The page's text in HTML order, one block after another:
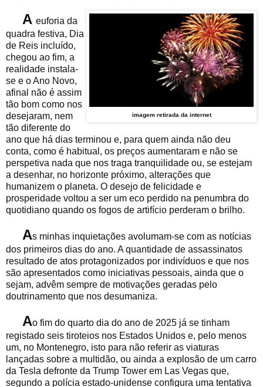
imagem retirada da internet
A euforia da
quadra festiva, Dia
de Reis incluído,
chegou ao fim, a
realidade instala-
se e o Ano Novo,
afinal não é assim
tão bom como nos
desejaram, nem
tão diferente do
ano que há dias terminou e, para quem ainda não deu
conta, como é habitual, os preços aumentaram e não se
perspetiva nada que nos traga tranquilidade ou, se estejam
a desenhar, no horizonte próximo, alterações que
humanizem o planeta. O desejo de felicidade e
prosperidade voltou a ser um eco perdido na penumbra do
quotidiano quando os fogos de artifício perderam o brilho.
As minhas inquietações avolumam-se com as notícias
dos primeiros dias do ano. A quantidade de assassinatos
resultado de atos protagonizados por indivíduos e que nos
são apresentados como iniciativas pessoais, ainda que o
sejam, advêm sempre de motivações geradas pelo
doutrinamento que nos desumaniza.
Ao fim do quarto dia do ano de 2025 já se tinham
registado seis tiroteios nos Estados Unidos e, pelo menos
um, no Montenegro, isto para não referir as viaturas
lançadas sobre a multidão, ou ainda a explosão de um carro
da Tesla defronte da Trump Tower em Las Vegas que,
segundo a polícia estado-unidense configura uma tentativa